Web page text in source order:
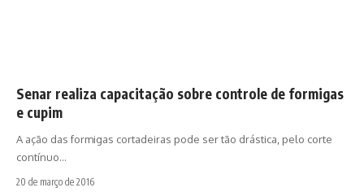
Senar realiza capacitação sobre controle de formigas
e cupim
A ação das formigas cortadeiras pode ser tão drástica, pelo corte
contínuo…
20 de março de 2016